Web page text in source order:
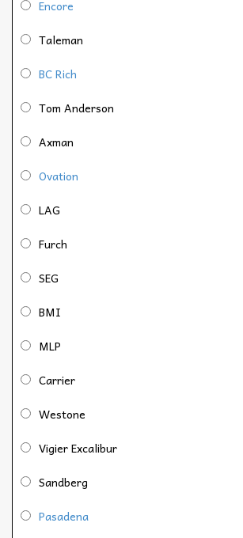
Encore
Taleman
BC Rich
Tom Anderson
Axman
Ovation
LAG
Furch
SEG
BMI
MLP
Carrier
Westone
Vigier Excalibur
Sandberg
Pasadena